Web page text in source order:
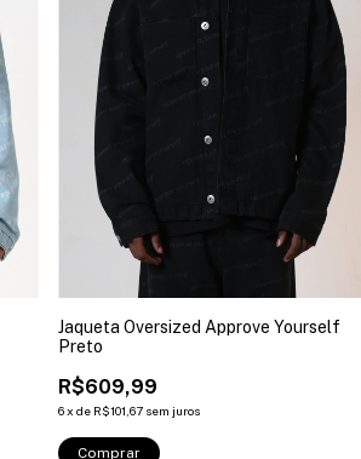
Jaqueta Oversized Approve Yourself
Preto
R$609,99
6x de R$101,67 sem juros
Comprar